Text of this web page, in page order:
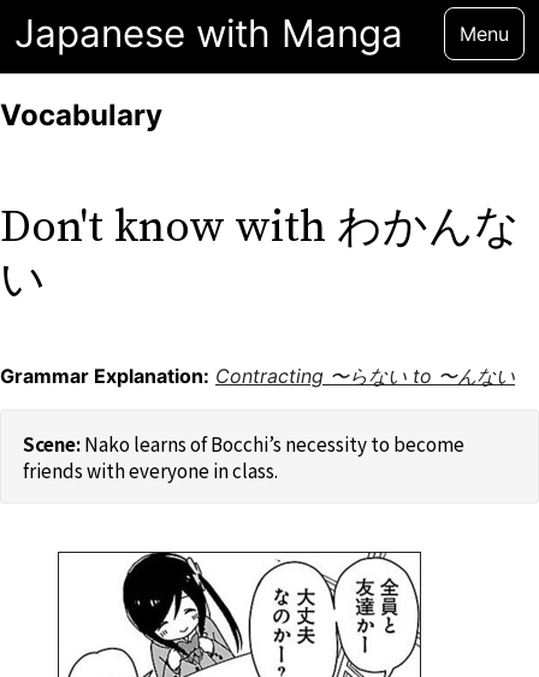
Japanese with Manga Menu
Don't know with わかんな
い
Grammar Explanation: Contracting 〜らない to 〜んない
Nako learns of Bocchi’s necessity to become
friends with everyone in class.
Vocabulary